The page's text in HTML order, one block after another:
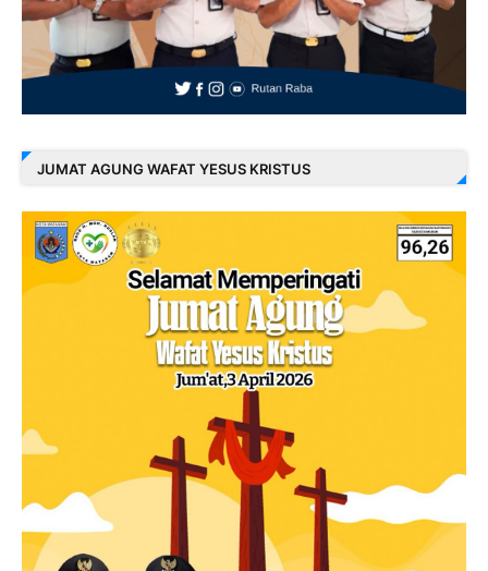
JUMAT AGUNG WAFAT YESUS KRISTUS